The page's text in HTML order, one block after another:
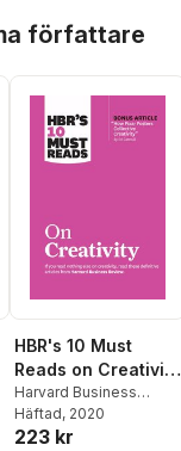
författare
HBR's 10 Must
Reads on Creativity
(with bonus article
"How Pixar Fosters
Collective
Harvard Business
Review ,Francesca
Gino, Adam Grant
Häftad, 2020
223 kr